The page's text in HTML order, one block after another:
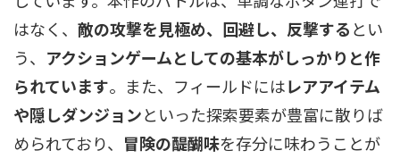
はなく、 敵の攻撃を見極め、回避し、反撃するとい
う、 アクションゲームとしての基本がしっかりと作
られています。また、フィールドにはレアアイテム
や隠しダンジョンといった探索要素が豊富に散りば
められており、 冒険の醍醐味を存分に味わうことが